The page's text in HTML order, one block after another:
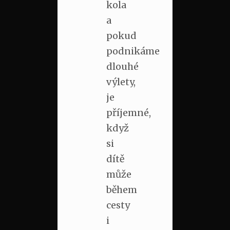
kola
a
pokud
podnikáme
dlouhé
výlety,
je
příjemné,
když
si
dítě
může
během
cesty
i